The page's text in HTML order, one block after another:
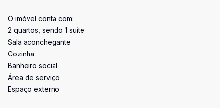
O imóvel conta com:
2 quartos, sendo 1 suíte
Sala aconchegante
Cozinha
Banheiro social
Área de serviço
Espaço externo